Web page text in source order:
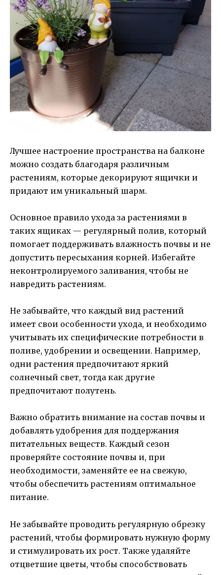
Лучшее настроение пространства на балконе
можно создать благодаря различным
растениям, которые декорируют ящички и
придают им уникальный шарм.
Основное правило ухода за растениями в
таких ящиках — регулярный полив, который
помогает поддерживать влажность почвы и не
допустить пересыхания корней. Избегайте
неконтролируемого заливания, чтобы не
навредить растениям.
Не забывайте, что каждый вид растений
имеет свои особенности ухода, и необходимо
учитывать их специфические потребности в
поливе, удобрении и освещении. Например,
одни растения предпочитают яркий
солнечный свет, тогда как другие
предпочитают полутень.
Важно обратить внимание на состав почвы и
добавлять удобрения для поддержания
питательных веществ. Каждый сезон
проверяйте состояние почвы и, при
необходимости, заменяйте ее на свежую,
чтобы обеспечить растениям оптимальное
питание.
Не забывайте проводить регулярную обрезку
растений, чтобы формировать нужную форму
и стимулировать их рост. Также удаляйте
отцветшие цветы, чтобы способствовать